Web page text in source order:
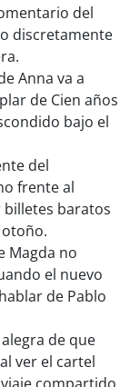
del
discretamente
Anna va a
de Cien años
bajo el
del
frente al
baratos
Magda no
el nuevo
de Pablo
de que
ver el cartel